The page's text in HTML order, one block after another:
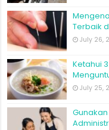
Terbaik
July 26,
Ketahui
July 25,